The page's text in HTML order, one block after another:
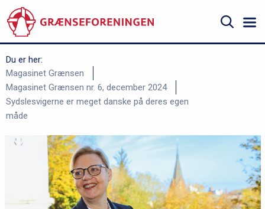
til
hovedindhold
Søg
Du er her:
Magasinet Grænsen
Magasinet Grænsen nr. 6, december 2024
Sydslesvigerne er meget danske på deres egen
måde